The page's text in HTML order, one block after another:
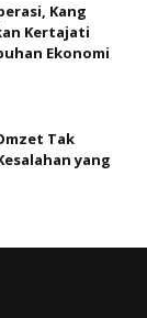
Kang
Kertajati
Ekonomi
Tak
yang